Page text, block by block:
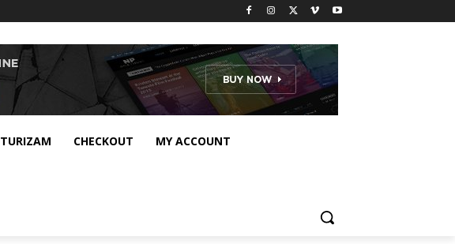
TURIZAM CHECKOUT MY ACCOUNT